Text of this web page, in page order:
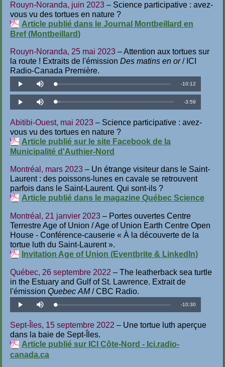
Rouyn-Noranda, juin 2023 – Science participative : avez-
vous vu des tortues en nature ?
Article publié dans le Journal Montbeillard en
Bref (Montbeillard)
Rouyn-Noranda, 25 mai 2023 – Attention aux tortues sur
la route ! Extraits de l'émission Des matins en or/ ICI
Radio-Canada Première.
Lecture Désactiver
le
Téléchargé:
1.63%
Temps
restant
-10:12
Lecture Désactiver
le
Téléchargé:
Temps
-3:59
Abitibi-Ouest, mai 2023 – Science participative : avez-
vous vu des tortues en nature ?
Article publié sur le site Facebook de la
Municipalité d'Authier-Nord
Montréal, mars 2023 – Un étrange visiteur dans le Saint-
Laurent : des poissons-lunes en cavale se retrouvent
parfois dans le Saint-Laurent. Qui sont-ils ?
Article publié dans le magazine Québec Science
Montréal, 21 janvier 2023 – Portes ouvertes Centre
Terrestre Age of Union / Age of Union Earth Centre Open
House - Conférence-causerie « À la découverte de la
tortue luth du Saint-Laurent ».
Invitation Age of Union (Eventbrite & LinkedIn)
Québec, 26 septembre 2022 – The leatherback sea turtle
in the Estuary and Gulf of St. Lawrence. Extrait de
l'émission Quebec AM/ CBC Radio.
Lecture Désactiver
le
Téléchargé:
1.59%
Temps
-10:30
Sept-Îles, 15 septembre 2022 – Une tortue luth aperçue
dans la baie de Sept-Îles.
Article publié sur ICI Côte-Nord - Ici.radio-
canada.ca